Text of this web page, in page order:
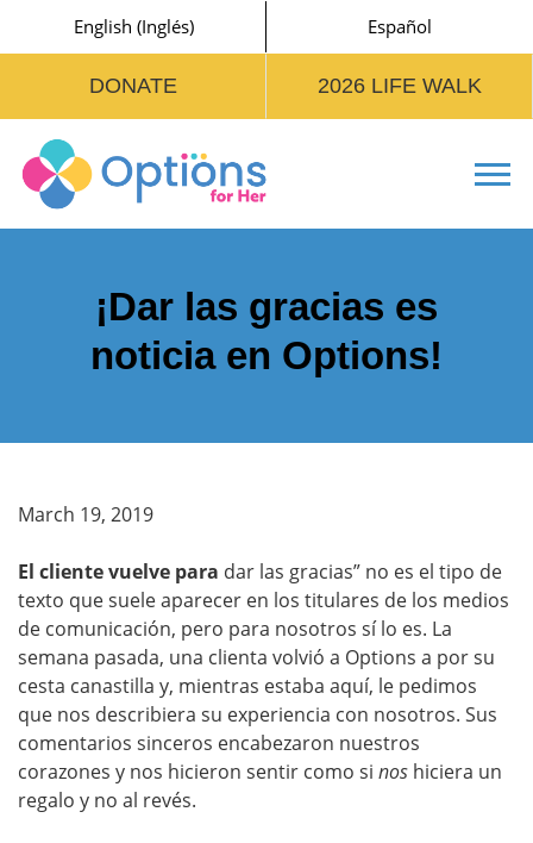
English (Inglés) Español
DONATE 2026 LIFE WALK
¡Dar las gracias es
noticia en Options!
March 19, 2019
El cliente vuelve para dar las gracias” no es el tipo de
texto que suele aparecer en los titulares de los medios
de comunicación, pero para nosotros sí lo es. La
semana pasada, una clienta volvió a Options a por su
cesta canastilla y, mientras estaba aquí, le pedimos
que nos describiera su experiencia con nosotros. Sus
comentarios sinceros encabezaron nuestros
corazones y nos hicieron sentir como si nos hiciera un
regalo y no al revés.